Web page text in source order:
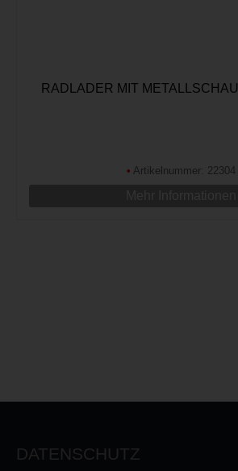
RADLADER MIT
• Artikelnummer: 22304
DATENSCHUTZ